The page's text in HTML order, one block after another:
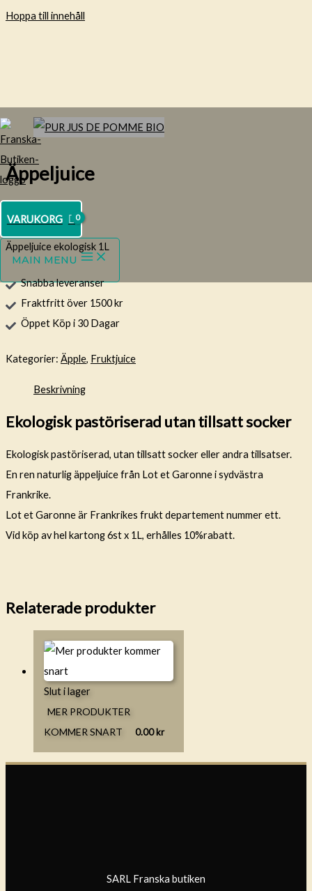
Hoppa till innehåll
VARUKORG
MAIN MENU
Äppeljuice
Äppeljuice ekologisk 1L
Snabba leveranser
Fraktfritt över 1500 kr
Öppet Köp i 30 Dagar
Kategorier: Äpple, Fruktjuice
Beskrivning
Ekologisk pastöriserad utan tillsatt socker
Ekologisk pastöriserad, utan tillsatt socker eller andra tillsatser.
En ren naturlig äppeljuice från Lot et Garonne i sydvästra
Frankrike.
Lot et Garonne är Frankrikes frukt departement nummer ett.
Vid köp av hel kartong 6st x 1L, erhålles 10%rabatt.
Relaterade produkter
Slut i lager
MER PRODUKTER
KOMMER SNART
0.00kr
SARL Franska butiken